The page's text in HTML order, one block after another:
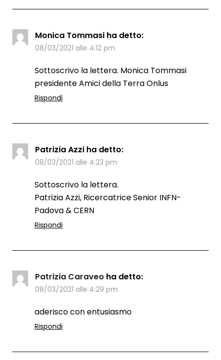
Monica Tommasi ha detto:
08/03/2021 alle 4:12 pm
Sottoscrivo la lettera. Monica Tommasi
presidente Amici della Terra Onlus
Rispondi
Patrizia Azzi ha detto:
08/03/2021 alle 4:23 pm
Sottoscrivo la lettera.
Patrizia Azzi, Ricercatrice Senior INFN-
Padova & CERN
Rispondi
Patrizia Caraveo ha detto:
08/03/2021 alle 4:29 pm
aderisco con entusiasmo
Rispondi